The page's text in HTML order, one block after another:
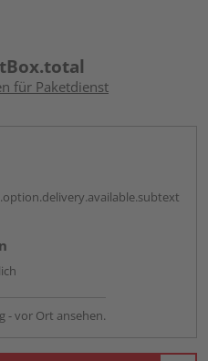
für Paketdienst
- vor Ort ansehen.